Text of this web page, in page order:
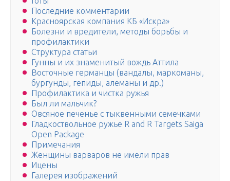
Последние комментарии
Красноярская компания КБ «Искра»
Болезни и вредители, методы борьбы и
профилактики
Структура статьи
Гунны и их знаменитый вождь Аттила
Восточные германцы (вандалы, маркоманы,
бургунды, гепиды, алеманы и др.)
Профилактика и чистка ружья
Был ли мальчик?
Овсяное печенье с тыквенными семечками
Гладкоствольное ружье R and R Targets Saiga
Open Package
Примечания
Женщины варваров не имели прав
Ицены
Галерея изображений